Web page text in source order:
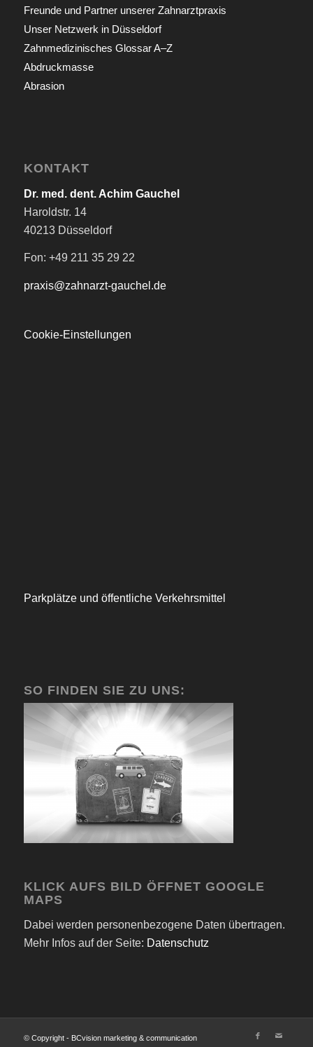
Freunde und Partner unserer Zahnarztpraxis
Unser Netzwerk in Düsseldorf
Zahnmedizinisches Glossar A–Z
Abdruckmasse
Abrasion
KONTAKT
Dr. med. dent. Achim Gauchel
Haroldstr. 14
40213 Düsseldorf
Fon: +49 211 35 29 22
praxis@zahnarzt-gauchel.de
Cookie-Einstellungen
Parkplätze und öffentliche Verkehrsmittel
SO FINDEN SIE ZU UNS:
KLICK AUFS BILD ÖFFNET GOOGLE
MAPS
Dabei werden personenbezogene Daten übertragen.
Mehr Infos auf der Seite: Datenschutz
© Copyright - BCvision marketing & communication